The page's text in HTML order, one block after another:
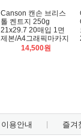
Canson 캔손 브리스
톨 켄트지 250g
21x29.7 20매입 1면
제본/A4그래픽마카지
14,500원
이용안내 즐겨